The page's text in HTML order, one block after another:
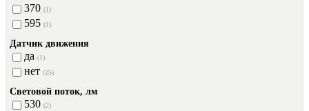
370 (1)
595 (1)
Датчик движения
да (1)
нет (25)
Световой поток, лм
530 (2)